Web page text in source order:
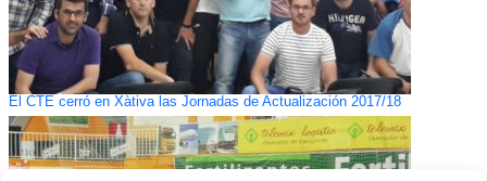
El CTE cerró en Xàtiva las Jornadas de Actualización 2017/18